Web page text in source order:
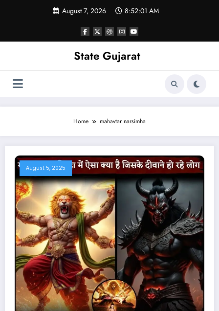
August 7, 2026 8:52:02 AM
State Gujarat
Home mahavtar narsimha
August 5, 2025